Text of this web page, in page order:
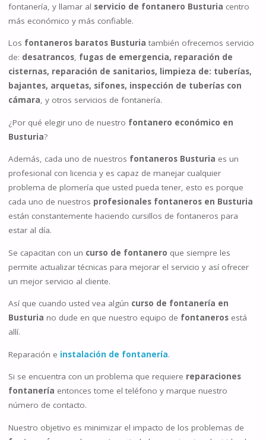
fontanería, y llamar al servicio de fontanero Busturia centro
más económico y más confiable.
Los fontaneros baratos Busturia también ofrecemos servicio
de: desatrancos, fugas de emergencia, reparación de
cisternas, reparación de sanitarios, limpieza de: tuberías,
bajantes, arquetas, sifones, inspección de tuberías con
cámara, y otros servicios de fontanería.
¿Por qué elegir uno de nuestro fontanero económico en
Busturia?
Además, cada uno de nuestros fontaneros Busturia es un
profesional con licencia y es capaz de manejar cualquier
problema de plomería que usted pueda tener, esto es porque
cada uno de nuestros profesionales fontaneros en Busturia
están constantemente haciendo cursillos de fontaneros para
estar al día.
Se capacitan con un curso de fontanero que siempre les
permite actualizar técnicas para mejorar el servicio y así ofrecer
un mejor servicio al cliente.
Así que cuando usted vea algún curso de fontanería en
Busturia no dude en que nuestro equipo de fontanerosestá
allí.
Reparación e instalación de fontanería.
Si se encuentra con un problema que requiere reparaciones
fontanería entonces tome el teléfono y marque nuestro
número de contacto.
Nuestro objetivo es minimizar el impacto de los problemas de